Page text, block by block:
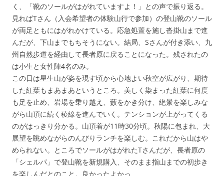
く、「靴のソールがはがれていますよ！」との声で振り返る。
見ればTさん（入会希望者の体験山行で参加）の登山靴のソール
が両足ともにはがれかけている。応急処置を施し沓掛山まで進
んだが、下山までもちそうにない。結局、Sさんが付き添い、九
州自然歩道を経由して長者原に戻ることになった。残されたの
は小生と女性陣4名のみ。
この日は星生山が姿を現す頃から心地よい秋空が広がり、期待
した紅葉もまあまあというところ。美しく染まった紅葉に何度
も足を止め、岩場を乗り越え、藪をかき分け、絶景を楽しみな
がら山頂に続く稜線を進んでいく。テンションが上がってくる
のがはっきり分かる。山頂着が11時30分頃。秋陽に包まれ、大
展望を眺めながらのんびりランチを楽しむ。これだから山はや
められない。ところでソールがはがれたTさんだが、長者原の
「シェルパ」で登山靴を新規購入、そのまま指山までの初歩き
を楽しんだとのこと。良かったよかっ